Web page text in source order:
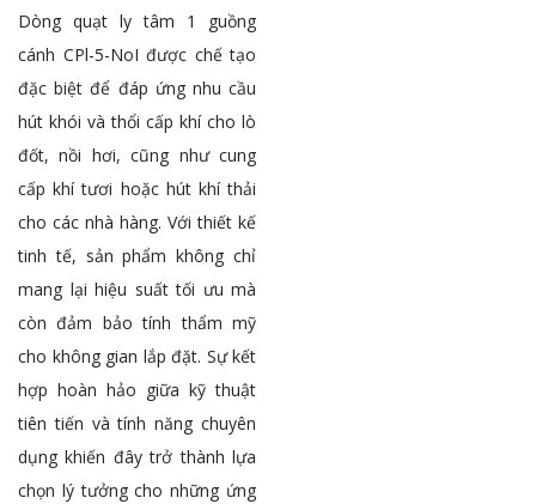
Dòng quạt ly tâm 1 guồng
cánh CPl-5-NoI được chế tạo
đặc biệt để đáp ứng nhu cầu
hút khói và thổi cấp khí cho lò
đốt, nồi hơi, cũng như cung
cấp khí tươi hoặc hút khí thải
cho các nhà hàng. Với thiết kế
tinh tế, sản phẩm không chỉ
mang lại hiệu suất tối ưu mà
còn đảm bảo tính thẩm mỹ
cho không gian lắp đặt. Sự kết
hợp hoàn hảo giữa kỹ thuật
tiên tiến và tính năng chuyên
dụng khiến đây trở thành lựa
chọn lý tưởng cho những ứng